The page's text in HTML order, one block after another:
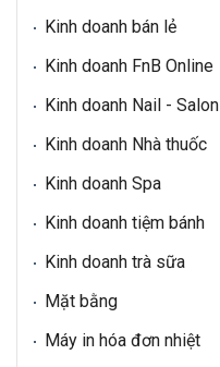
Kinh doanh bán lẻ
Kinh doanh FnB Online
Kinh doanh Nail - Salon
Kinh doanh Nhà thuốc
Kinh doanh Spa
Kinh doanh tiệm bánh
Kinh doanh trà sữa
Mặt bằng
Máy in hóa đơn nhiệt